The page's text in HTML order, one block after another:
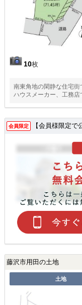
10枚
南東角地の閑静な住宅
ハウスメーカー、工務店
会員限定 【会員様限定で
藤沢市用田の土地
土地